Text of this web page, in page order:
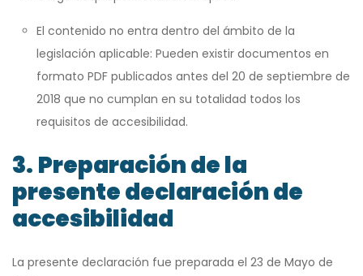
El contenido no entra dentro del ámbito de la
legislación aplicable: Pueden existir documentos en
formato PDF publicados antes del 20 de septiembre de
2018 que no cumplan en su totalidad todos los
requisitos de accesibilidad.
3. Preparación de la
presente declaración de
accesibilidad
La presente declaración fue preparada el 23 de Mayo de